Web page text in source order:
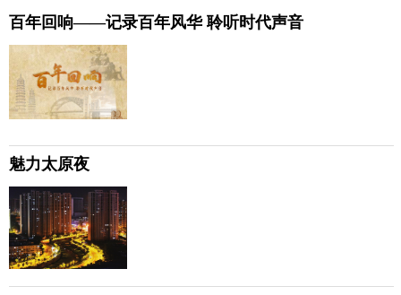
百年回响——记录百年风华 聆听时代声音
魅力太原夜